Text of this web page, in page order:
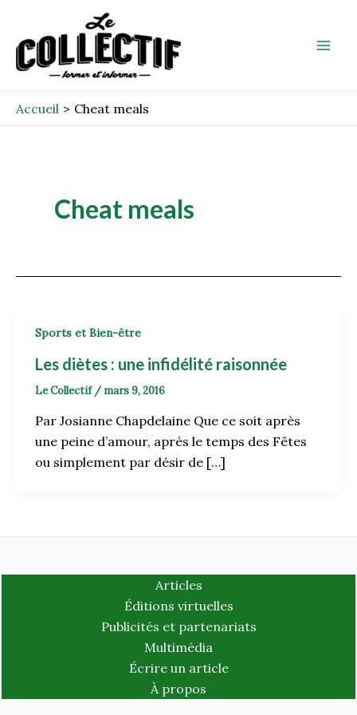
contenu
Accueil Cheat meals
Cheat meals
Sports et Bien-être
Les diètes : une infidélité raisonnée
Le Collectif / mars 9, 2016
Par Josianne Chapdelaine Que ce soit après
une peine d’amour, après le temps des Fêtes
ou simplement par désir de […]
Articles
Éditions virtuelles
Publicités et partenariats
Multimédia
Écrire un article
À propos